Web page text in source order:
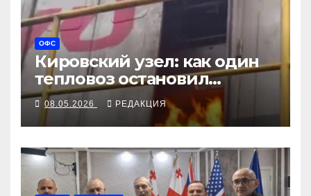
ОФС
Кировский узел: как один
тепловоз остановил
военные эшелоны
08.05.2026 РЕДАКЦИЯ